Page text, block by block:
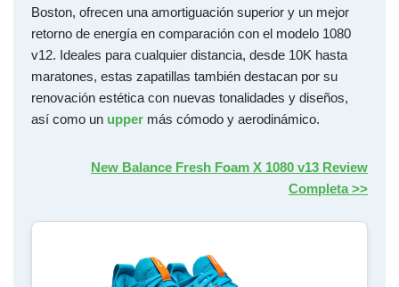
Boston, ofrecen una amortiguación superior y un mejor
retorno de energía en comparación con el modelo 1080
v12. Ideales para cualquier distancia, desde 10K hasta
maratones, estas zapatillas también destacan por su
renovación estética con nuevas tonalidades y diseños,
así como un upper más cómodo y aerodinámico.
New Balance Fresh Foam X 1080 v13 Review
Completa >>